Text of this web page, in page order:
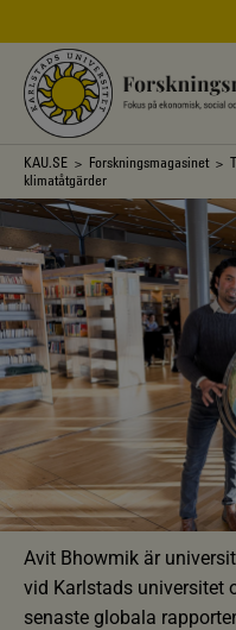
huvudinnehåll
Länkstig
KAU.SE > Forskningsmagasinet >
klimatåtgärder
Avit Bhowmik är
vid Karlstads universitet
senaste globala